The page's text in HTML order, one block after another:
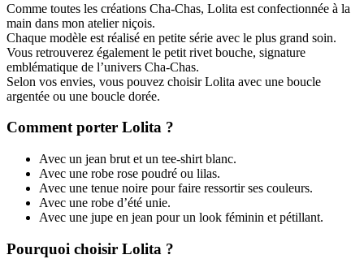
Comme toutes les créations Cha-Chas, Lolita est confectionnée à la
main dans mon atelier niçois.
Chaque modèle est réalisé en petite série avec le plus grand soin.
Vous retrouverez également le petit rivet bouche, signature
emblématique de l’univers Cha-Chas.
Selon vos envies, vous pouvez choisir Lolita avec une boucle
argentée ou une boucle dorée.
Comment porter Lolita ?
Avec un jean brut et un tee-shirt blanc.
Avec une robe rose poudré ou lilas.
Avec une tenue noire pour faire ressortir ses couleurs.
Avec une robe d’été unie.
Avec une jupe en jean pour un look féminin et pétillant.
Pourquoi choisir Lolita ?